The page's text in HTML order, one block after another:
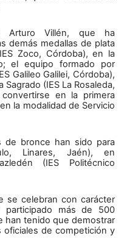
Arturo Villén, que ha
demás medallas de plata
Zoco, Córdoba), en la
el equipo formado por
Galileo Galilei, Córdoba),
Sagrado (IES La Rosaleda,
en la primera
la modalidad de Servicio
de bronce han sido para
Linares, Jaén), en
(IES Politécnico
se celebran con carácter
participado más de 500
han tenido que demostrar
oficiales de competición y